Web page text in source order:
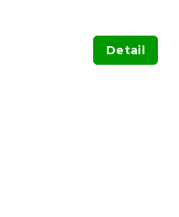
Detail